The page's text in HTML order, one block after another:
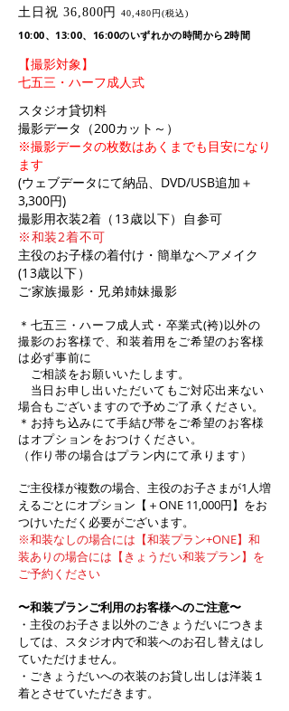
土日祝 36,800円40,480円(税込)
10:00、13:00、16:00のいずれかの時間から2時間
​【撮影対象】
​七五三・ハーフ成人式
スタジオ貸切料
撮影データ（200カット～）
※撮影データの枚数はあくまでも目安になり
ます
(ウェブデータにて納品、DVD/USB追加＋
3,300円)
撮影用衣装2着 （13歳以下）自参可
※和装2着不可
主役のお子様の着付け・簡単なヘアメイク
(13歳以下）
ご家族撮影・兄弟姉妹撮影
＊七五三・ハーフ成人式・卒業式(袴)以外の
撮影のお客様で、和装着用をご希望のお客様
は必ず事前に
ご相談をお願いいたします。
当日お申し出いただいてもご対応出来ない
場合もございますので予めご了承ください。
＊お持ち込みにて手結び帯をご希望のお客様
はオプションをおつけください。
​（作り帯の場合はプラン内にて承ります）
ご主役様が複数の場合、 主役のお子さまが1人増
えるごとにオプション【 ＋ONE 11,000円】をお
つけいただく必要がございます。
※和装なしの場合には【和装プラン+ONE】和
装ありの場合には【きょうだい和装プラン】を
ご予約ください
〜和装プランご利用のお客様へのご注意〜
・主役のお子さま以外のごきょうだいにつきま
しては、スタジオ内で和装へのお召し替えはし
ていただけません。
​・ごきょうだいへの衣装のお貸し出しは洋装１
着とさせていただきます。